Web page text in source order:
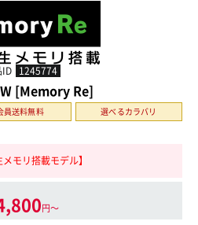
ID 1245774
[Memory Re]
員送料無料
選べるカラバリ
メモリ搭載モデル】
円〜